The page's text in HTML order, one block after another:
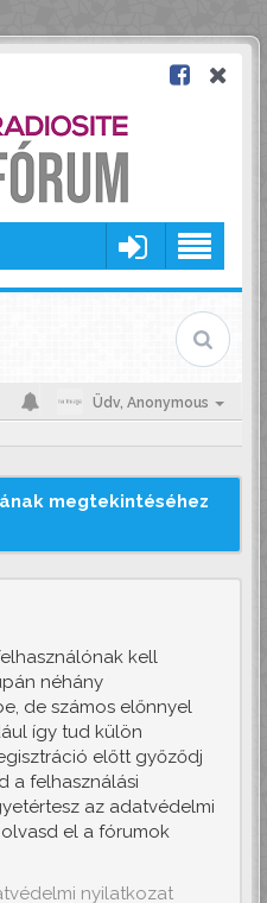
Üdv, Anonymous
megtekintéséhez
kell
néhány
de számos előnnyel
így tud külön
előtt győződj
a felhasználási
az adatvédelmi
el a fórumok
nyilatkozat